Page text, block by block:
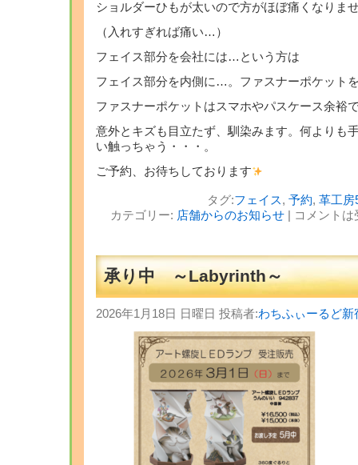
ショルダーひもが太いので方がほぼ痛くなりま
（入れすぎれば痛い…）
フェイス部分を会社には…という方は
フェイス部分を内側に…。ファスナーポケット
ファスナーポケットはスマホやパスケース余裕
意外とキズも目立たず、馴染みます。何よりも
い触っちゃう・・・。
ご予約、お待ちしております
タグ:フェイス, 予約, 革工房
カテゴリー: 店舗からのお知らせ| コメント
承り中 ～Labyrinth～
2026年1月18日 日曜日 投稿者:わちふぃーるど